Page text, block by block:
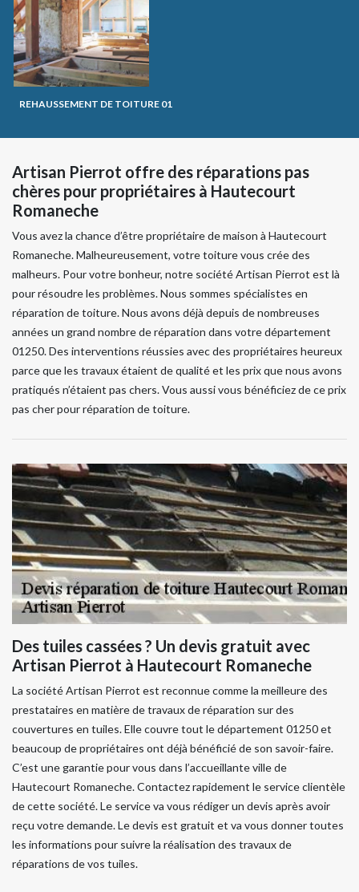
REHAUSSEMENT DE TOITURE 01
Artisan Pierrot offre des réparations pas
chères pour propriétaires à Hautecourt
Romaneche
Vous avez la chance d’être propriétaire de maison à Hautecourt
Romaneche. Malheureusement, votre toiture vous crée des
malheurs. Pour votre bonheur, notre société Artisan Pierrot est là
pour résoudre les problèmes. Nous sommes spécialistes en
réparation de toiture. Nous avons déjà depuis de nombreuses
années un grand nombre de réparation dans votre département
01250. Des interventions réussies avec des propriétaires heureux
parce que les travaux étaient de qualité et les prix que nous avons
pratiqués n’étaient pas chers. Vous aussi vous bénéficiez de ce prix
pas cher pour réparation de toiture.
Des tuiles cassées ? Un devis gratuit avec
Artisan Pierrot à Hautecourt Romaneche
La société Artisan Pierrot est reconnue comme la meilleure des
prestataires en matière de travaux de réparation sur des
couvertures en tuiles. Elle couvre tout le département 01250 et
beaucoup de propriétaires ont déjà bénéficié de son savoir-faire.
C’est une garantie pour vous dans l’accueillante ville de
Hautecourt Romaneche. Contactez rapidement le service clientèle
de cette société. Le service va vous rédiger un devis après avoir
reçu votre demande. Le devis est gratuit et va vous donner toutes
les informations pour suivre la réalisation des travaux de
réparations de vos tuiles.